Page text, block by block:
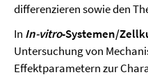
differenzieren sowie den
In In-vitro-Systemen/
Untersuchung von
Effektparametern zur